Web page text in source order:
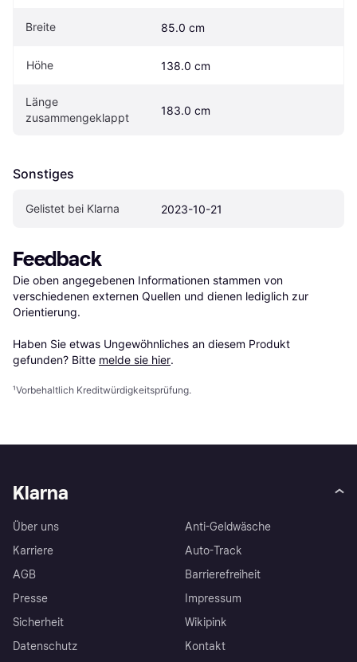
Breite 85.0 cm
Höhe 138.0 cm
Länge
zusammengeklappt
183.0 cm
Sonstiges
Gelistet bei Klarna 2023-10-21
Feedback
Die oben angegebenen Informationen stammen von
verschiedenen externen Quellen und dienen lediglich zur
Orientierung.
Haben Sie etwas Ungewöhnliches an diesem Produkt
gefunden? Bitte melde sie hier.
¹Vorbehaltlich Kreditwürdigkeitsprüfung.
Klarna
Über uns
Karriere
AGB
Presse
Sicherheit
Datenschutz
Anti-Geldwäsche
Auto-Track
Barrierefreiheit
Impressum
Wikipink
Kontakt